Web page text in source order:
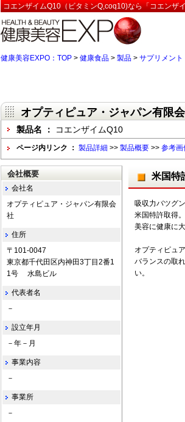
コエンザイムQ10（ビタミンQ,coq10)なら「コエンザ
健康美容EXPO：TOP > 健康食品 > 製品 > サプリメント
オプティピュア・ジャパン有限
製品名 ： コエンザイムQ10
ページ内リンク ： 製品詳細 >> 製品概要 >> 参考画
米国特
吸収力バツグ
米国特許取得。
美容に健康に
オプティピュ
バランスの取
い。
会社概要
会社名
オプティピュア・ジャパン有限会
社
住所
〒101-0047
東京都千代田区内神田3丁目2番1
1号 水島ビル
代表者名
－
設立年月
－年－月
事業内容
－
事業所
－